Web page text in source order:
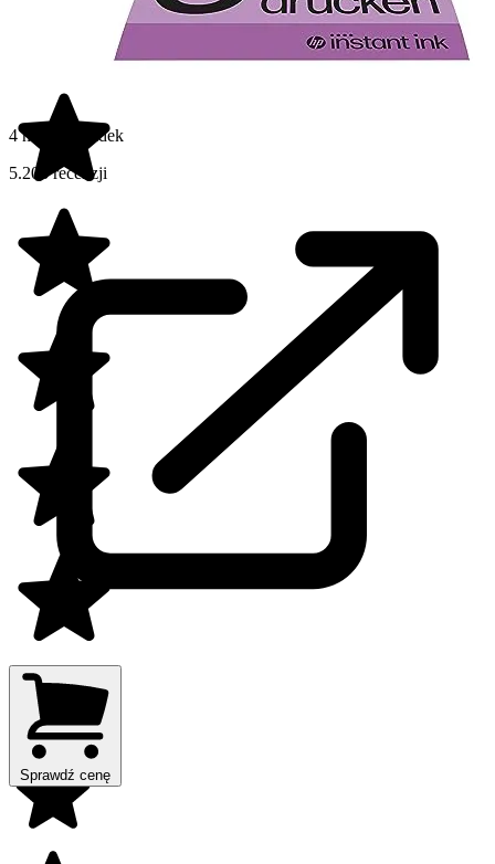
4 na 5 gwiazdek
5.206 recenzji
Sprawdź cenę